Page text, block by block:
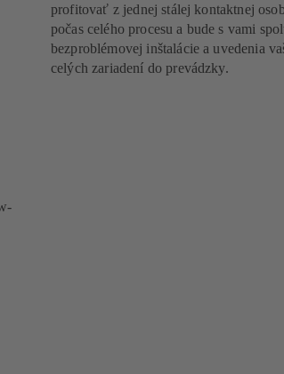
profitovať z jednej stálej kontaktnej
počas celého procesu a bude s vami
bezproblémovej inštalácie a uvedenia
celých zariadení do prevádzky.